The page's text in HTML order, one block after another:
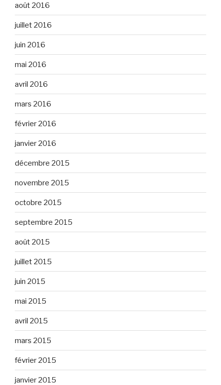
août 2016
juillet 2016
juin 2016
mai 2016
avril 2016
mars 2016
février 2016
janvier 2016
décembre 2015
novembre 2015
octobre 2015
septembre 2015
août 2015
juillet 2015
juin 2015
mai 2015
avril 2015
mars 2015
février 2015
janvier 2015